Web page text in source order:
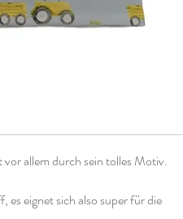
allem durch sein tolles Motiv.
es eignet sich also super für die